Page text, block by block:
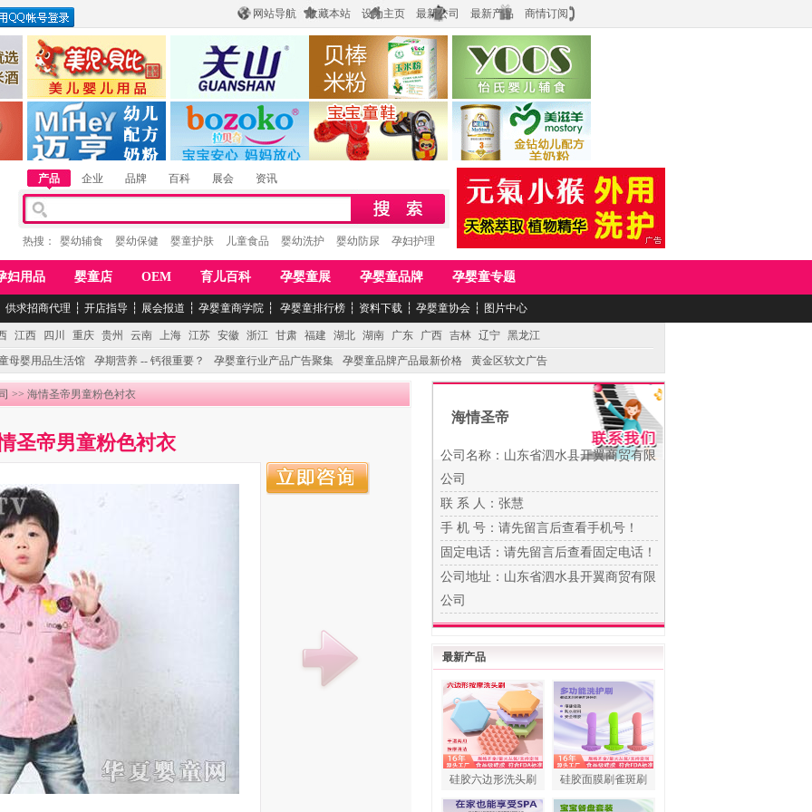
网站导航 收藏本站 设为主页 最新公司 最新产品 商情订阅
惠州市美儿婴儿用品公司
湖南迈亨母婴用品有限公司
陕西关山乳业有限公司
香港欧嘻高婴童用品公司
江西贝棒儿童食品 上海怡氏食品科技有限公司
湖南美滋生物科技有限公司
产品 企业 品牌 百科 展会 资讯
热搜： 婴幼辅食 婴幼保健 婴童护肤 儿童食品 婴幼洗护 婴幼防尿 孕妇护理
妇用品 婴童店 OEM 育儿百科 孕婴童展 孕婴童品牌 孕婴童专题
供求招商代理 ┆ 开店指导 ┆ 展会报道 ┆ 孕婴童商学院 ┆ 孕婴童排行榜 ┆ 资料下载 ┆ 孕婴童协会 ┆ 图片中心
江西 四川 重庆 贵州 云南 上海 江苏 安徽 浙江 甘肃 福建 湖北 湖南 广东 广西 吉林 辽宁 黑龙江
母婴用品生活馆
孕期营养 -- 钙很重要？ 孕婴童行业产品广告聚集 孕婴童品牌产品最新价格 黄金区软文广告
>> 海情圣帝男童粉色衬衣
圣帝男童粉色衬衣
海情圣帝
公司名称：山东省泗水县开翼商贸有限
公司
联 系 人：张慧
手 机 号： 请先留言后查看手机号！
固定电话： 请先留言后查看固定电话！
公司地址：山东省泗水县开翼商贸有限
公司
最新产品
硅胶六边形洗头刷 硅胶面膜刷雀斑刷